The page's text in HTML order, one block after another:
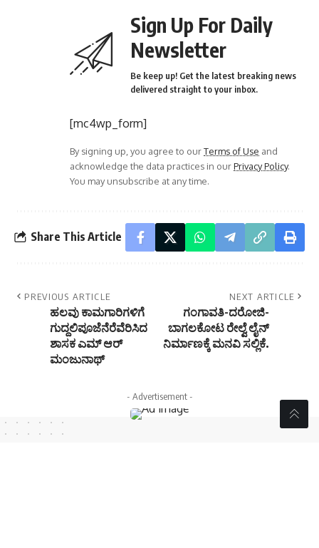
Sign Up For Daily
Newsletter
delivered straight to your inbox.
[mc4wp_form]
acknowledge the data practices in ourPrivacy Policy
You may unsubscribe at any time.
Share This Article
ಹಲವು ಕಾಮಗಾರಿಗಳಿಗೆ
ಗುದ್ದಲಿಪೂಜೆನೆರೆವೆರಿಸಿದ
ಶಾಸಕ ಎಮ್ ಆರ್
ಮಂಜುನಾಥ್
ಗಂಗಾವತಿ-ದರೋಜಿ-
ಬಾಗಲಕೋಟ ರೇಲ್ವೆ ಲೈನ್
ನಿರ್ಮಾಣಕ್ಕೆ ಮನವಿ ಸಲ್ಲಿಕೆ.